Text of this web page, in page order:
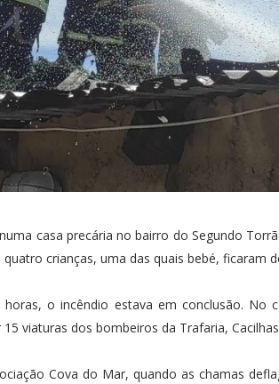
casa precária no bairro do Segundo
crianças, uma das quais bebé, ficaram
o incêndio estava em conclusão. No
viaturas dos bombeiros da Trafaria,
Cova do Mar, quando as chamas